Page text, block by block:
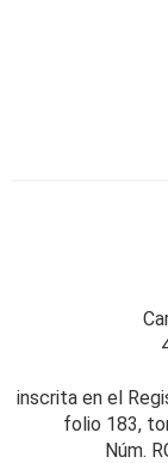
inscrita en el
folio 183,
Núm.